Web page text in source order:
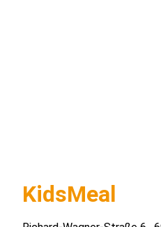
KidsMeal